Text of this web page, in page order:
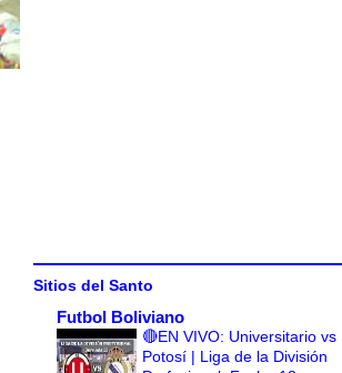
Sitios del Santo
Futbol Boliviano
🔴EN VIVO: Universitario vs
Potosí | Liga de la División